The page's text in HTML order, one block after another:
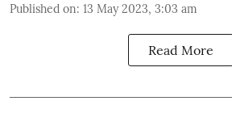
Published on: 13 May 2023, 3:03 am
Read More